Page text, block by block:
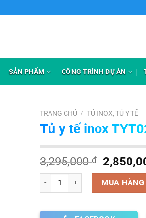
MINH ÁNH
SẢN PHẨM CÔNG TRÌNH DỰ ÁN
TRANG CHỦ / TỦ INOX, TỦ Y TẾ
Tủ y tế inox
3,295,000₫
Giá
gốc
là:
Số lượng MUA HÀNG